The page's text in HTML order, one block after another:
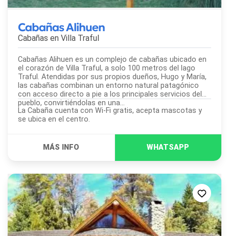
Cabañas Alihuen
Cabañas en Villa Traful
Cabañas Alihuen es un complejo de cabañas ubicado en
el corazón de Villa Traful, a solo 100 metros del lago
Traful. Atendidas por sus propios dueños, Hugo y María,
las cabañas combinan un entorno natural patagónico
con acceso directo a pie a los principales servicios del
pueblo, convirtiéndolas en una...
La Cabaña cuenta con Wi-Fi gratis, acepta mascotas y
se ubica en el centro.